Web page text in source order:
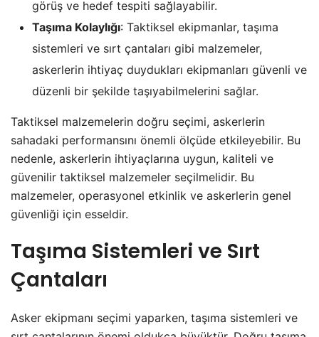
görüş ve hedef tespiti sağlayabilir.
Taşıma Kolaylığı: Taktiksel ekipmanlar, taşıma
sistemleri ve sırt çantaları gibi malzemeler,
askerlerin ihtiyaç duydukları ekipmanları güvenli ve
düzenli bir şekilde taşıyabilmelerini sağlar.
Taktiksel malzemelerin doğru seçimi, askerlerin
sahadaki performansını önemli ölçüde etkileyebilir. Bu
nedenle, askerlerin ihtiyaçlarına uygun, kaliteli ve
güvenilir taktiksel malzemeler seçilmelidir. Bu
malzemeler, operasyonel etkinlik ve askerlerin genel
güvenliği için esseldir.
Taşıma Sistemleri ve Sırt
Çantaları
Asker ekipmanı seçimi yaparken, taşıma sistemleri ve